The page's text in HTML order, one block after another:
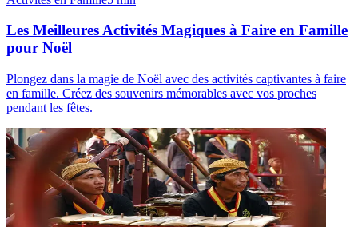
Les Meilleures Activités Magiques à Faire en Famille
pour Noël
Plongez dans la magie de Noël avec des activités captivantes à faire
en famille. Créez des souvenirs mémorables avec vos proches
pendant les fêtes.